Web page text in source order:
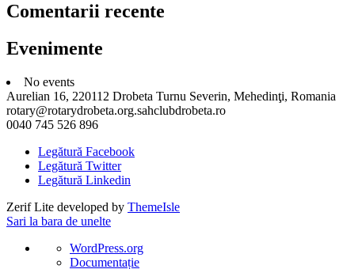
Comentarii recente
Evenimente
No events
Aurelian 16, 220112 Drobeta Turnu Severin, Mehedinţi, Romania
rotary@rotarydrobeta.org.sahclubdrobeta.ro
0040 745 526 896
Legătură Facebook
Legătură Twitter
Legătură Linkedin
Zerif Lite developed by ThemeIsle
Sari la bara de unelte
Despre
WordPress
WordPress.org
Documentație